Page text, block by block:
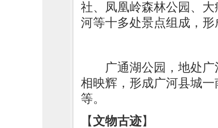
社、凤凰岭森林公园、
河等十多处景点组成，
广通湖公园，地处
相映辉，形成广河县城
等。
【文物古迹】